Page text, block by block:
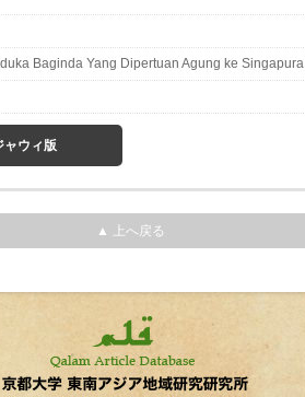
Baginda Yang Dipertuan Agung ke Singapura
ャウィ版
▲ 上へ戻る